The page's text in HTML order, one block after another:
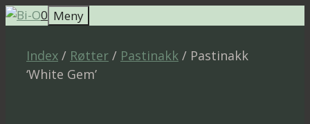
Hopp
innhold
0 Meny
Index / Røtter / Pastinakk / Pastinakk
‘White Gem’